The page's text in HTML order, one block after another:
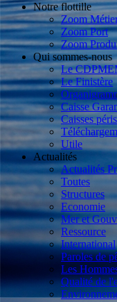
Notre flottille
Zoom
Zoom Port
Zoom
Qui sommes-nous
Le
Le Finistère
Caisse
Caisses
Utile
Actualités
Actualités
Toutes
Structures
Economie
Mer et
Ressource
International
Paroles de
Les
Qualité de